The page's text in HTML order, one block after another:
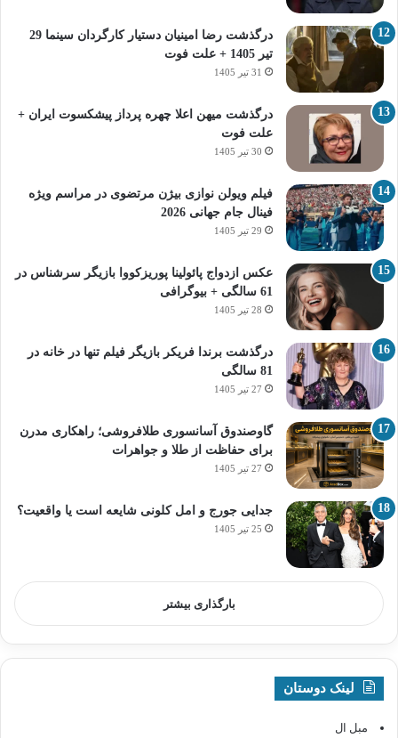
درگذشت رضا امینیان دستیار کارگردان سینما 29
تیر 1405 + علت فوت
31 تیر 1405
درگذشت میهن اعلا چهره پرداز پیشکسوت ایران +
علت فوت
30 تیر 1405
فیلم ویولن نوازی بیژن مرتضوی در مراسم ویژه
فینال جام جهانی 2026
29 تیر 1405
عکس ازدواج پائولینا پوریزکووا بازیگر سرشناس در
61 سالگی + بیوگرافی
28 تیر 1405
درگذشت برندا فریکر بازیگر فیلم تنها در خانه در
81 سالگی
27 تیر 1405
گاوصندوق آسانسوری طلافروشی؛ راهکاری مدرن
برای حفاظت از طلا و جواهرات
27 تیر 1405
جدایی جورج و امل کلونی شایعه است یا واقعیت؟
25 تیر 1405
بارگذاری بیشتر
لینک دوستان
مبل ال